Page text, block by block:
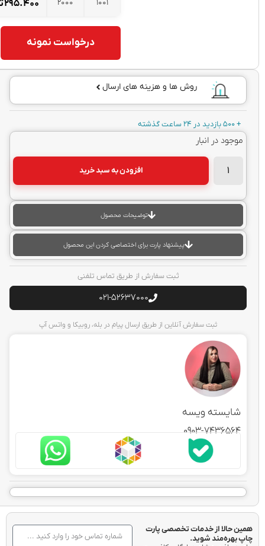
2000 ۲۹۵.۴۰۰تومان
درخواست نمونه
روش ها و هزینه های ارسال
در انبار
افزودن به سبد خرید
توضیحات محصول
پیشنهاد پارت برای اختصاصی کردن این محصول
ثبت سفارش از طریق تماس تلفنی
021-52637000
ثبت سفارش آنلاین از طریق ارسال پیام در بله، روبیکا و واتس آپ
ویسه
0903-
حالا از خدمات تخصصی پارت
شوید.